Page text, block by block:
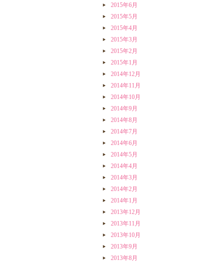
2015年6月
2015年5月
2015年4月
2015年3月
2015年2月
2015年1月
2014年12月
2014年11月
2014年10月
2014年9月
2014年8月
2014年7月
2014年6月
2014年5月
2014年4月
2014年3月
2014年2月
2014年1月
2013年12月
2013年11月
2013年10月
2013年9月
2013年8月